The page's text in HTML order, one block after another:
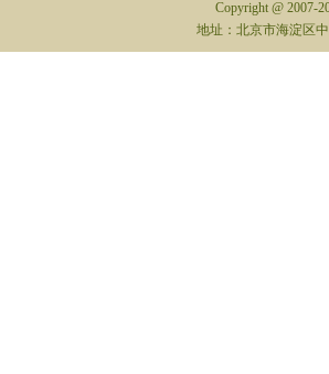
Copyright @ 2007-
地址：北京市海淀区